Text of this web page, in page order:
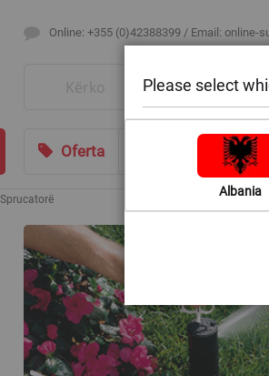
Online: +355 (0)42388399 / Email: online-
Oferta Bli sipas ambientit
Sprucatorë
Please select
Albania